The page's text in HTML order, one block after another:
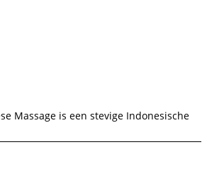
Massage is een stevige Indonesische